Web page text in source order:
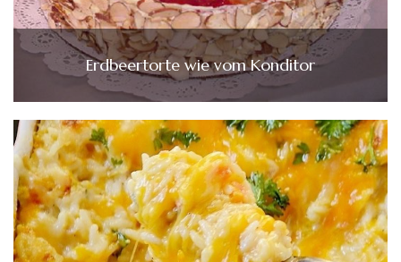
Erdbeertorte wie vom Konditor